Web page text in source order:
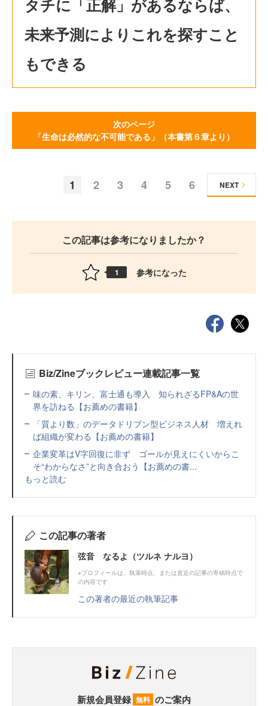
タチに「正解」があるならば、
未来予測によりこれを探すこと
もできる
次のページ
「生命は必然的な不可能である」（本書第６章より）
1 2 3 4 5 6 NEXT
この記事は参考になりましたか？
1 参考になった
Biz/Zineブックレビュー連載記事一覧
味の素、キリン、富士通も導入 知られざるFP&Aの世
界を訪ねる【お薦めの書籍】
「質より数」のデータドリブン型ビジネス人材 増えれ
ば組織が変わる【お薦めの書籍】
企業変革はV字回復に非ず ゴールが見えにくいからこ
そ“わからなさ”と向き合おう【お薦めの書...
もっと読む
この記事の著者
弦音 なるよ（ツルネ ナルヨ）
※プロフィールは、執筆時点、または直近の記事の寄稿時点で
の内容です
この著者の最近の執筆記事
新規会員登録 無料 のご案内